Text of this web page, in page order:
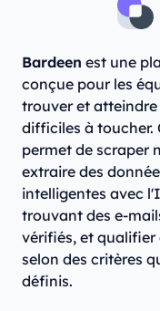
Bardeen est une
conçue pour les
trouver et
difficiles à toucher.
permet de scraper
extraire des
intelligentes avec
trouvant des e-
vérifiés, et
selon des critères
définis.